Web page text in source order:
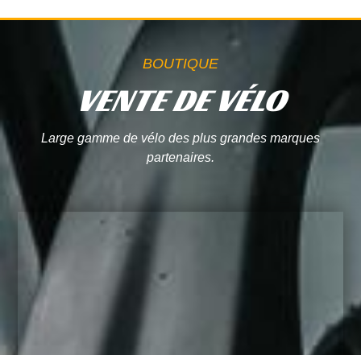
BOUTIQUE
VENTE DE VÉLO
Large gamme de vélo des plus grandes marques
partenaires.